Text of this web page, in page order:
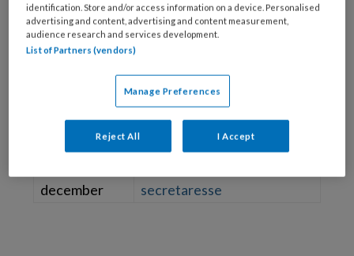
Datum Nascholing
werken met Outlook, Teams
en Copilot
Donderdag
19 november
Secretaressecongres
december
secretaresse
identification. Store and/or access information on a device. Personalised
advertising and content, advertising and content measurement,
audience research and services development.
List of Partners (vendors)
Manage Preferences
Reject All I Accept